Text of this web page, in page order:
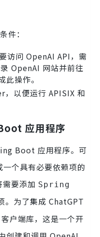
件：
访问 OpenAI API，需
OpenAI 网站并前往
操作。
以便运行 APISIX 和
应用程序
Boot 应用程序。可
个具有必要依赖项的
要添加 Spring
。为了集成 ChatGPT
户端库，这是一个开